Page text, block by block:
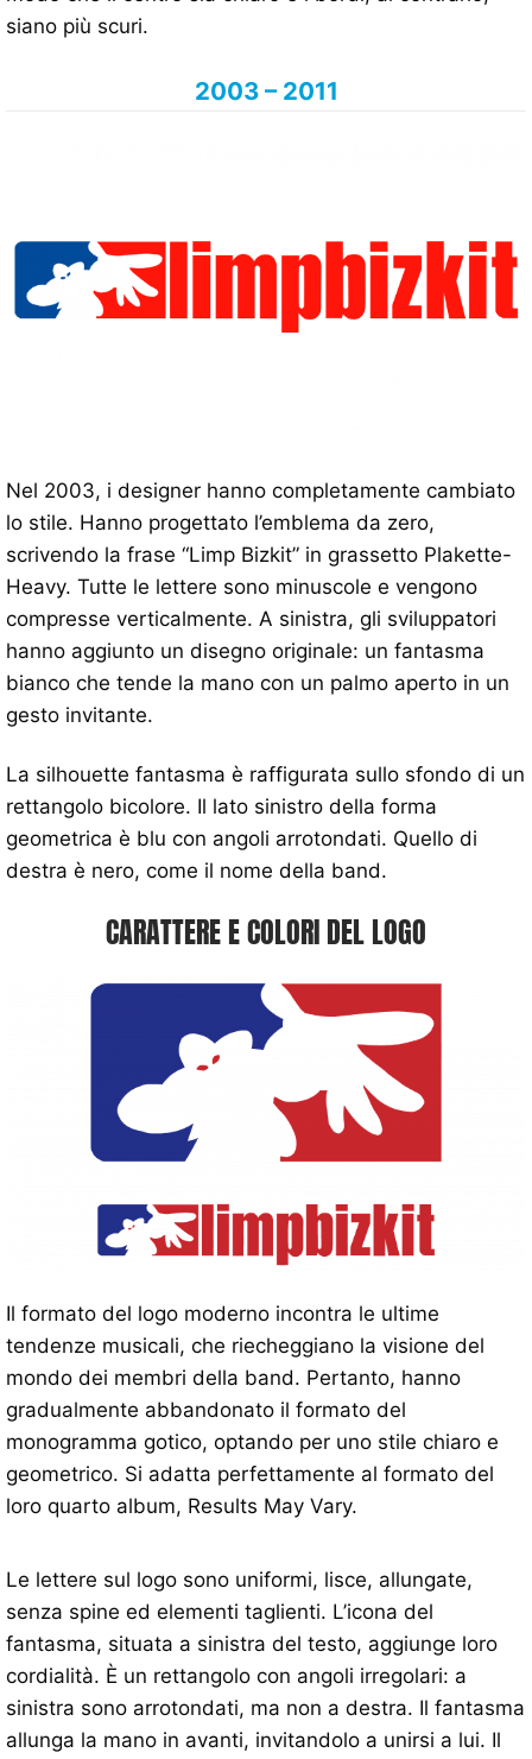
siano più scuri.
2003 – 2011
Nel 2003, i designer hanno completamente cambiato
lo stile. Hanno progettato l’emblema da zero,
scrivendo la frase “Limp Bizkit” in grassetto Plakette-
Heavy. Tutte le lettere sono minuscole e vengono
compresse verticalmente. A sinistra, gli sviluppatori
hanno aggiunto un disegno originale: un fantasma
bianco che tende la mano con un palmo aperto in un
gesto invitante.
La silhouette fantasma è raffigurata sullo sfondo di un
rettangolo bicolore. Il lato sinistro della forma
geometrica è blu con angoli arrotondati. Quello di
destra è nero, come il nome della band.
CARATTERE E COLORI DEL LOGO
Il formato del logo moderno incontra le ultime
tendenze musicali, che riecheggiano la visione del
mondo dei membri della band. Pertanto, hanno
gradualmente abbandonato il formato del
monogramma gotico, optando per uno stile chiaro e
geometrico. Si adatta perfettamente al formato del
loro quarto album, Results May Vary.
Le lettere sul logo sono uniformi, lisce, allungate,
senza spine ed elementi taglienti. L’icona del
fantasma, situata a sinistra del testo, aggiunge loro
cordialità. È un rettangolo con angoli irregolari: a
sinistra sono arrotondati, ma non a destra. Il fantasma
allunga la mano in avanti, invitandolo a unirsi a lui. Il